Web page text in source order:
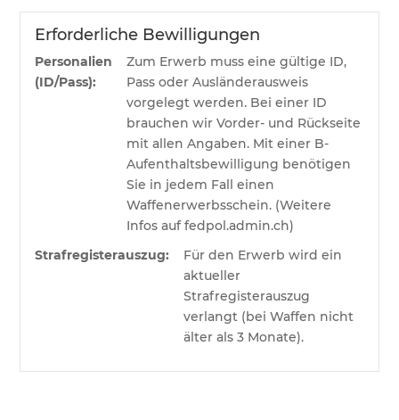
Erforderliche Bewilligungen
Personalien
(ID/Pass):
Zum Erwerb muss eine gültige ID,
Pass oder Ausländerausweis
vorgelegt werden. Bei einer ID
brauchen wir Vorder- und Rückseite
mit allen Angaben. Mit einer B-
Aufenthaltsbewilligung benötigen
Sie in jedem Fall einen
Waffenerwerbsschein. (Weitere
Infos auf fedpol.admin.ch)
Strafregisterauszug:
Für den Erwerb wird ein
aktueller
Strafregisterauszug
verlangt (bei Waffen nicht
älter als 3 Monate).